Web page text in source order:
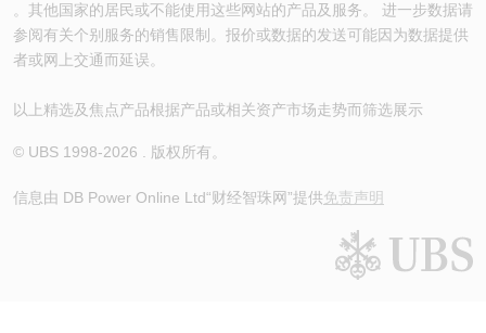
。其他国家的居民或不能使用这些网站的产品及服务。 进一步数据请
参阅有关个别服务的销售限制。报价或数据的发送可能因为数据提供
者或网上交通而延误。
以上精选及焦点产品根据产品或相关资产市场走势而筛选展示
© UBS 1998-2026 . 版权所有。
信息由 DB Power Online Ltd“财经智珠网”提供免责声明